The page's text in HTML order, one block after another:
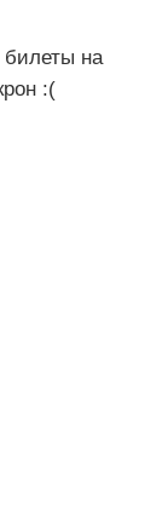
билеты на
:(